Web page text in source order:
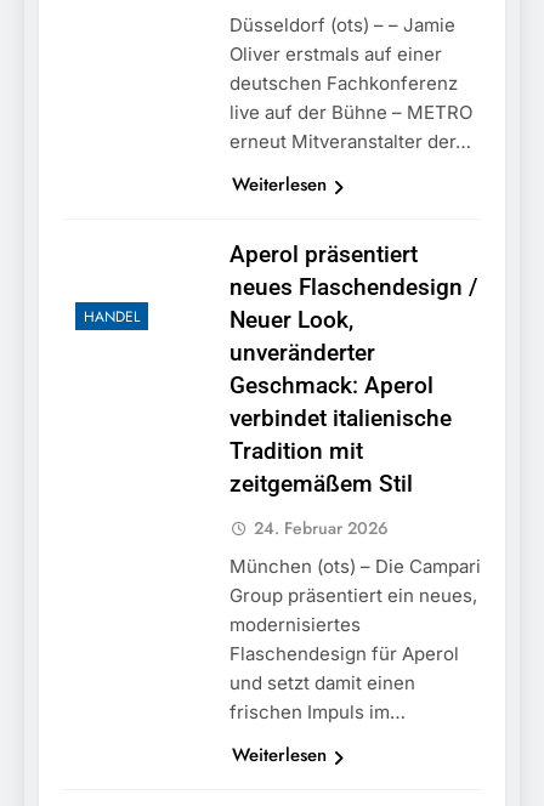
Düsseldorf (ots) – – Jamie
Oliver erstmals auf einer
deutschen Fachkonferenz
live auf der Bühne – METRO
erneut Mitveranstalter der…
Weiterlesen
HANDEL
Aperol präsentiert
neues Flaschendesign /
Neuer Look,
unveränderter
Geschmack: Aperol
verbindet italienische
Tradition mit
zeitgemäßem Stil
24. Februar 2026
München (ots) – Die Campari
Group präsentiert ein neues,
modernisiertes
Flaschendesign für Aperol
und setzt damit einen
frischen Impuls im…
Weiterlesen